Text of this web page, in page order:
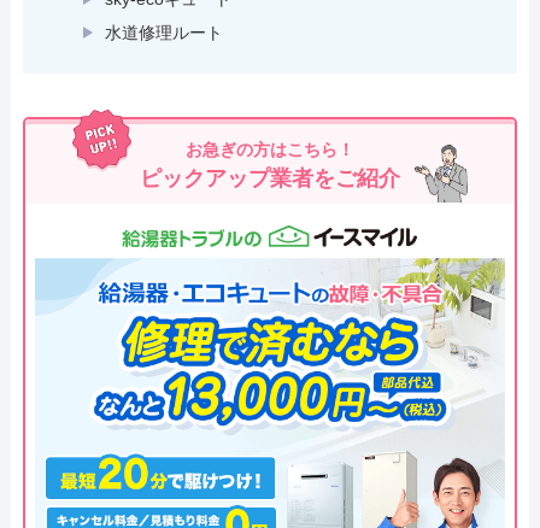
水道修理ルート
お急ぎの方はこちら！
ピックアップ業者をご紹介